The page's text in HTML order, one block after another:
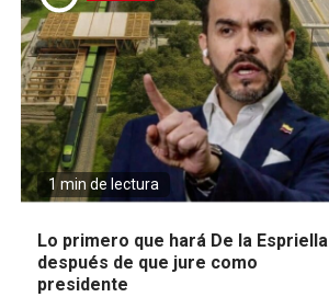
1 min de lectura
Lo primero que hará De la Espriella
después de que jure como
presidente